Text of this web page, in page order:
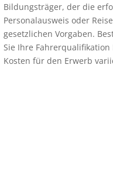
Bildungsträger, der die
Personalausweis oder
gesetzlichen Vorgaben.
Sie Ihre
Kosten für den Erwerb